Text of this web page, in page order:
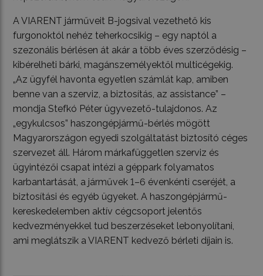
A VIARENT járműveit B-jogsival vezethető kis
furgonoktól nehéz teherkocsikig – egy naptól a
szezonális bérlésen át akár a több éves szerződésig –
kibérelheti bárki, magánszemélyektől multicégekig.
„Az ügyfél havonta egyetlen számlát kap, amiben
benne van a szerviz, a biztosítás, az assistance” –
mondja Stefkó Péter ügyvezető-tulajdonos. Az
„egykulcsos” haszongépjármű-bérlés mögött
Magyarországon egyedi szolgáltatást biztosító céges
szervezet áll. Három márkafüggetlen szerviz és
ügyintézői csapat intézi a géppark folyamatos
karbantartását, a járművek 1–6 évenkénti cseréjét, a
biztosítási és egyéb ügyeket. A haszongépjármű-
kereskedelemben aktív cégcsoport jelentős
kedvezményekkel tud beszerzéseket lebonyolítani,
ami meglátszik a VIARENT kedvező bérleti díjain is.